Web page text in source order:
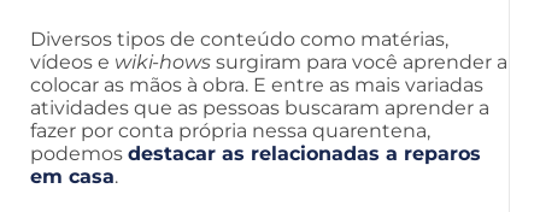
Diversos tipos de conteúdo como matérias,
vídeos e wiki-hows surgiram para você aprender a
colocar as mãos à obra. E entre as mais variadas
atividades que as pessoas buscaram aprender a
fazer por conta própria nessa quarentena,
podemos destacar as relacionadas a reparos
em casa.